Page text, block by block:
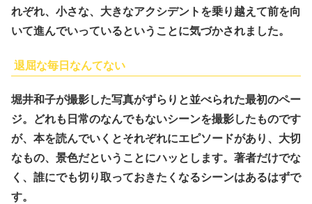
れぞれ、小さな、大きなアクシデントを乗り越えて前を向
いて進んでいっているということに気づかされました。
退屈な毎日なんてない
堀井和子が撮影した写真がずらりと並べられた最初のペー
ジ。どれも日常のなんでもないシーンを撮影したものです
が、本を読んでいくとそれぞれにエピソードがあり、大切
なもの、景色だということにハッとします。著者だけでな
く、誰にでも切り取っておきたくなるシーンはあるはずで
す。